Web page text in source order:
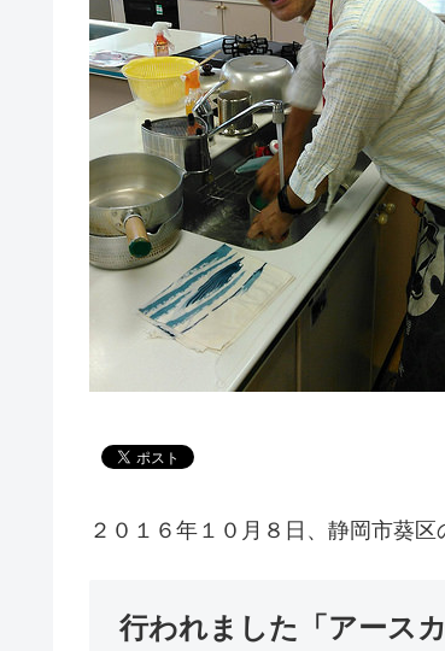
２０１６年１０月８日、静岡市葵
行われました「アース